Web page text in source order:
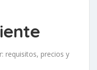
requisitos, precios y